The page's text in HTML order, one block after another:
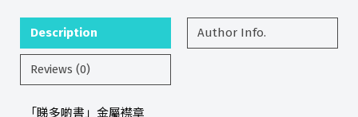
Description Author Info.
Reviews (0)
「睇多啲書」金屬襟章